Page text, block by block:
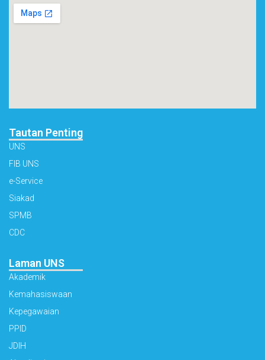
Tautan Penting
UNS
FIB UNS
e-Service
Siakad
SPMB
CDC
Laman UNS
Akademik
Kemahasiswaan
Kepegawaian
PPID
JDIH